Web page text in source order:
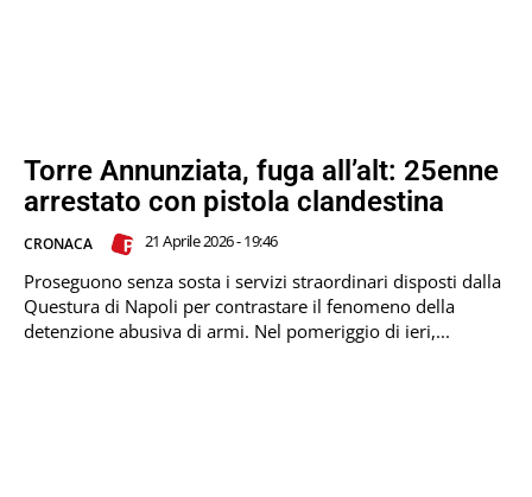
Torre Annunziata, fuga all’alt: 25enne
arrestato con pistola clandestina
CRONACA 21 Aprile 2026 - 19:46
Proseguono senza sosta i servizi straordinari disposti dalla
Questura di Napoli per contrastare il fenomeno della
detenzione abusiva di armi. Nel pomeriggio di ieri,...